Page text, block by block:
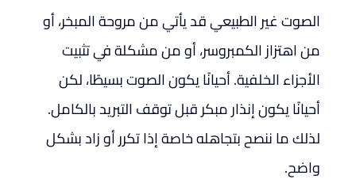
الصوت غير الطبيعي قد يأتي من مروحة المبخر، أو
من اهتزاز الكمبروسر، أو من مشكلة في تثبيت
الأجزاء الخلفية. أحيانًا يكون الصوت بسيطًا، لكن
أحيانًا يكون إنذار مبكر قبل توقف التبريد بالكامل.
لذلك ما ننصح بتجاهله خاصة إذا تكرر أو زاد بشكل
واضح.